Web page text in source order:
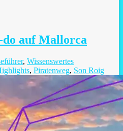
do auf Mallorca
, Wissenswertes
, Piratenweg, Son Roig